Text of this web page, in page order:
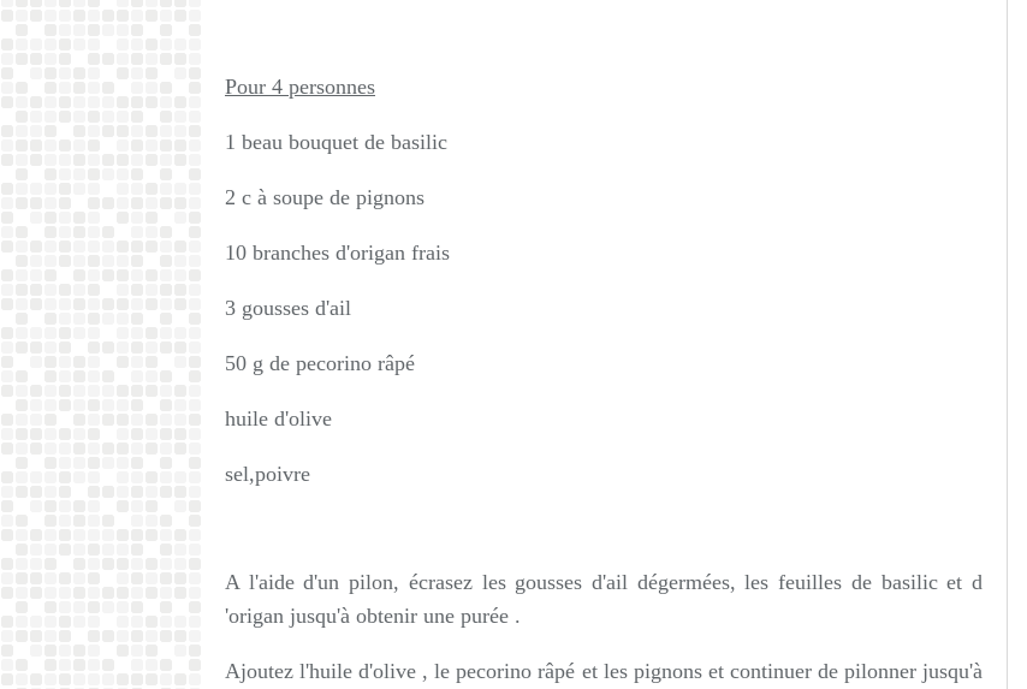
Pour 4 personnes
1 beau bouquet de basilic
2 c à soupe de pignons
10 branches d'origan frais
3 gousses d'ail
50 g de pecorino râpé
huile d'olive
sel,poivre
A l'aide d'un pilon, écrasez les gousses d'ail dégermées, les feuilles de basilic et d
'origan jusqu'à obtenir une purée .
Ajoutez l'huile d'olive , le pecorino râpé et les pignons et continuer de pilonner jusqu'à